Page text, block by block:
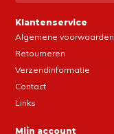
Klantenservice
Algemene voorwaarden
Retourneren
Verzendinformatie
Contact
Links
Mijn account